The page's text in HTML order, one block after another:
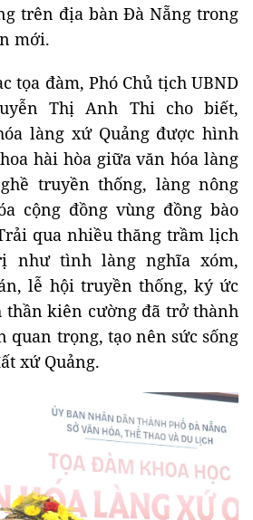
trên địa bàn Đà Nẵng trong
mới.
tọa đàm, Phó Chủ tịch UBND
Thị Anh Thi cho biết,
làng xứ Quảng được hình
hài hòa giữa văn hóa làng
truyền thống, làng nông
cộng đồng vùng đồng bào
qua nhiều thăng trầm lịch
như tình làng nghĩa xóm,
lễ hội truyền thống, ký ức
thần kiên cường đã trở thành
quan trọng, tạo nên sức sống
xứ Quảng.